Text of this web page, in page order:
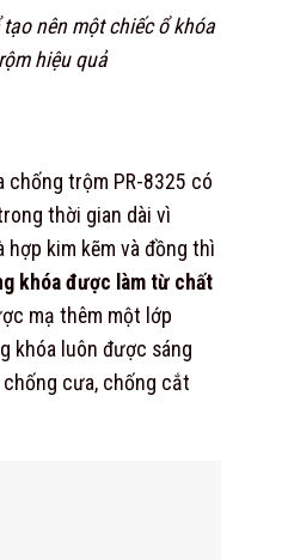
nên một chiếc ổ khóa
hiệu quả
chống trộm PR-8325 có
thời gian dài vì
hợp kim kẽm và đồng thì
khóa được làm từ chất
mạ thêm một lớp
khóa luôn được sáng
cưa, chống cắt